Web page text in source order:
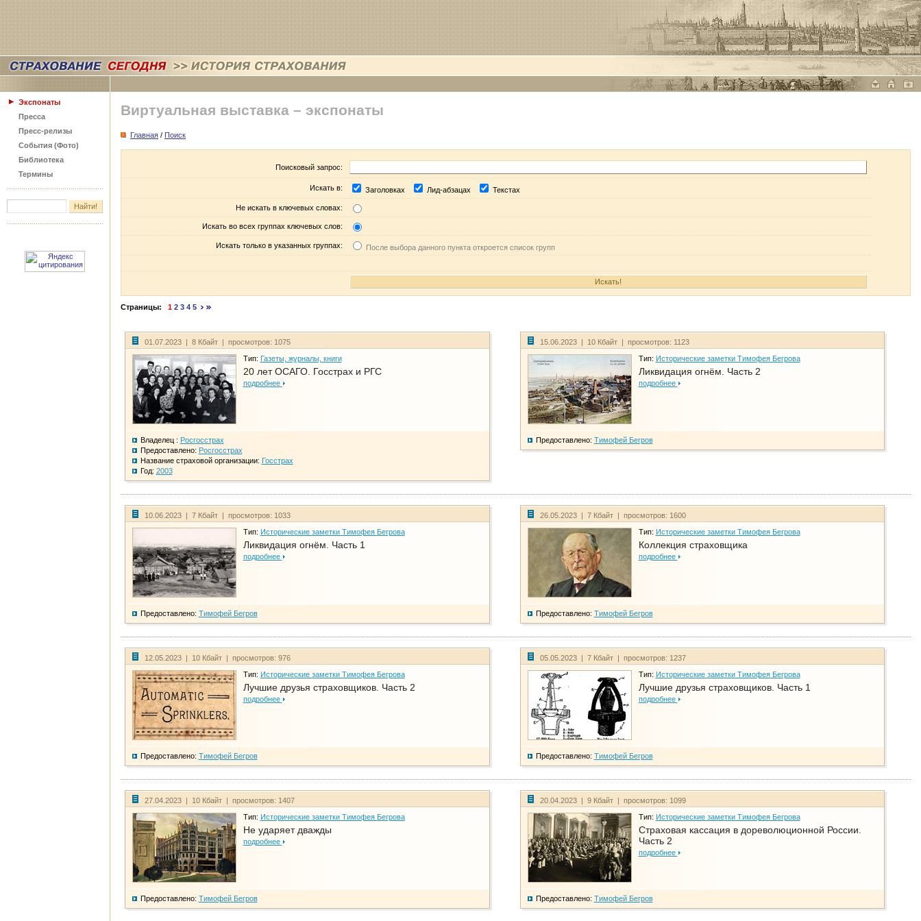
Экспонаты
Пресса
Пресс-релизы
События (Фото)
Библиотека
Термины
Виртуальная выставка – экспонаты
Главная / Поиск
Поисковый запрос:
Искать в: Заголовках Лид-абзацах Текстах
Не искать в ключевых словах:
Искать во всех группах ключевых слов:
Искать только в указанных группах: После выбора данного пункта откроется список групп
Страницы: 1 2 3 4 5
01.07.2023 | 8 Кбайт | просмотров: 1075
Тип: Газеты, журналы, книги
20 лет ОСАГО. Госстрах и РГС
подробнее
Владелец : Росгосстрах
Предоставлено: Росгосстрах
Название страховой организации: Госстрах
Год: 2003
15.06.2023 | 10 Кбайт | просмотров: 1123
Тип: Исторические заметки Тимофея Бегрова
Ликвидация огнём. Часть 2
подробнее
Предоставлено: Тимофей Бегров
10.06.2023 | 7 Кбайт | просмотров: 1033
Тип: Исторические заметки Тимофея Бегрова
Ликвидация огнём. Часть 1
подробнее
Предоставлено: Тимофей Бегров
26.05.2023 | 7 Кбайт | просмотров: 1600
Тип: Исторические заметки Тимофея Бегрова
Коллекция страховщика
подробнее
Предоставлено: Тимофей Бегров
12.05.2023 | 10 Кбайт | просмотров: 976
Тип: Исторические заметки Тимофея Бегрова
Лучшие друзья страховщиков. Часть 2
подробнее
Предоставлено: Тимофей Бегров
05.05.2023 | 7 Кбайт | просмотров: 1237
Тип: Исторические заметки Тимофея Бегрова
Лучшие друзья страховщиков. Часть 1
подробнее
Предоставлено: Тимофей Бегров
27.04.2023 | 10 Кбайт | просмотров: 1407
Тип: Исторические заметки Тимофея Бегрова
Не ударяет дважды
подробнее
Предоставлено: Тимофей Бегров
20.04.2023 | 9 Кбайт | просмотров: 1099
Тип: Исторические заметки Тимофея Бегрова
Страховая кассация в дореволюционной России.
Часть 2
подробнее
Предоставлено: Тимофей Бегров